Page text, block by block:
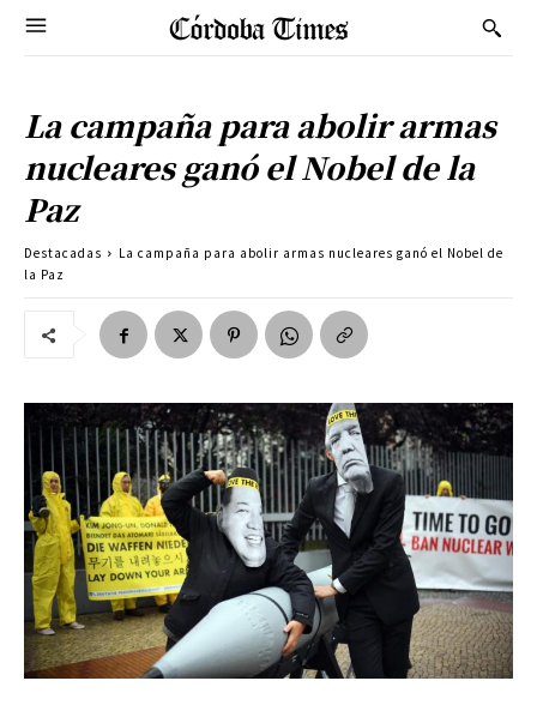
La campaña para abolir armas
nucleares ganó el Nobel de la
Paz
Destacadas
La campaña para abolir armas nucleares ganó el Nobel de
la Paz